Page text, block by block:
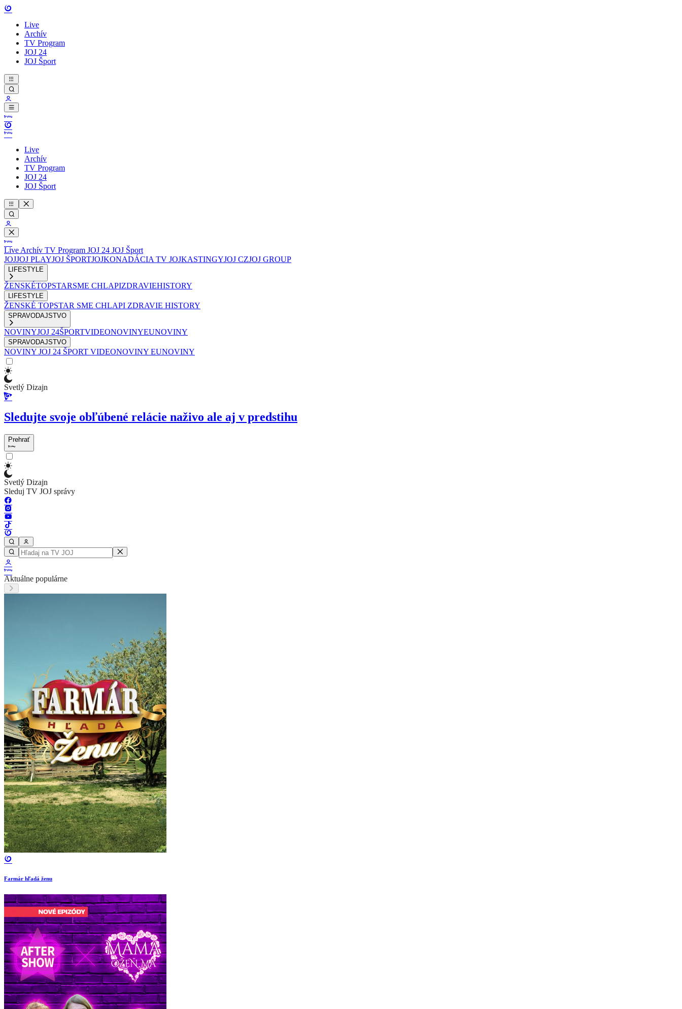
Live
Archív
TV Program
JOJ 24
JOJ Šport
Live
Archív
TV Program
JOJ 24
JOJ Šport
Live Archív TV Program JOJ 24 JOJ Šport
JOJJOJ PLAYJOJ ŠPORTJOJKONADÁCIA TV JOJKASTINGYJOJ CZJOJ GROUP
LIFESTYLE
ŽENSKÉTOPSTARSME CHLAPIZDRAVIEHISTORY
LIFESTYLE
ŽENSKÉ TOPSTAR SME CHLAPI ZDRAVIE HISTORY
SPRAVODAJSTVO
NOVINYJOJ 24ŠPORTVIDEONOVINYEUNOVINY
SPRAVODAJSTVO
NOVINY JOJ 24 ŠPORT VIDEONOVINY EUNOVINY
Svetlý Dizajn
Sledujte svoje obľúbené relácie naživo ale aj v predstihu
Prehrať
Svetlý Dizajn
Sleduj TV JOJ správy
Aktuálne populárne
Farmár hľadá ženu